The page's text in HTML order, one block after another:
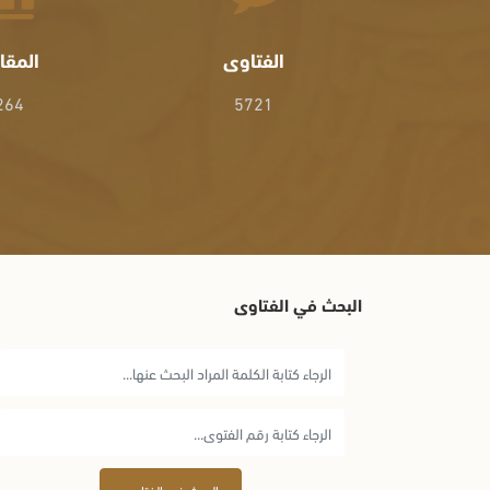
الفتاوى
5721
البحث في الفتاوى